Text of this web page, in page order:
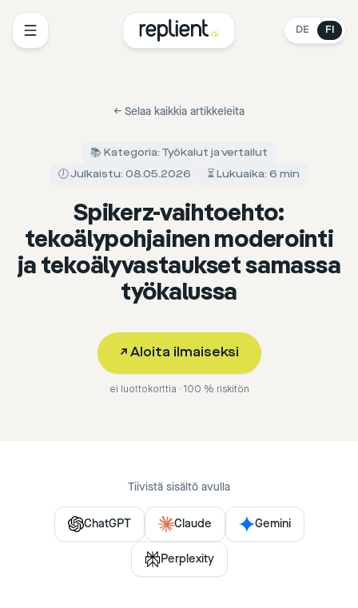
DE FI
← Selaa kaikkia artikkeleita
📚 Kategoria: Työkalut ja vertailut
🕖 Julkaistu: 08.05.2026
⏳ Lukuaika: 6 min
Spikerz-vaihtoehto:
tekoälypohjainen moderointi
ja tekoälyvastaukset samassa
työkalussa
↗ Aloita ilmaiseksi
ei luottokorttia · 100 % riskitön
Tiivistä sisältö avulla
ChatGPT Claude Gemini
Perplexity